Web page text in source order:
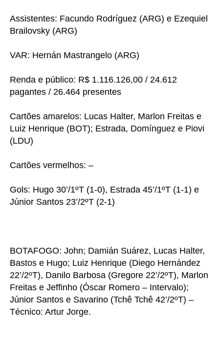
Assistentes: Facundo Rodríguez (ARG) e Ezequiel
Brailovsky (ARG)
VAR: Hernán Mastrangelo (ARG)
Renda e público: R$ 1.116.126,00 / 24.612
pagantes / 26.464 presentes
Cartões amarelos: Lucas Halter, Marlon Freitas e
Luiz Henrique (BOT); Estrada, Domínguez e Piovi
(LDU)
Cartões vermelhos: –
Gols: Hugo 30’/1ºT (1-0), Estrada 45’/1ºT (1-1) e
Júnior Santos 23’/2ºT (2-1)
BOTAFOGO: John; Damián Suárez, Lucas Halter,
Bastos e Hugo; Luiz Henrique (Diego Hernández
22’/2ºT), Danilo Barbosa (Gregore 22’/2ºT), Marlon
Freitas e Jeffinho (Óscar Romero – Intervalo);
Júnior Santos e Savarino (Tchê Tchê 42’/2ºT) –
Técnico: Artur Jorge.